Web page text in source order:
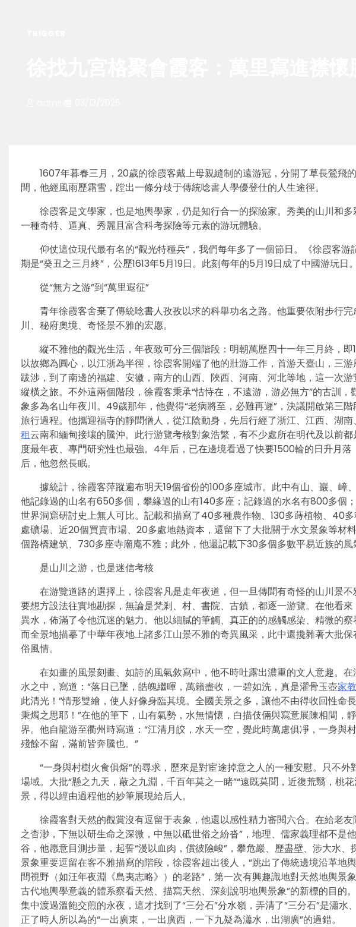
1607年暮春三月，20歲的徐霞客戴上母親縫制的遠游冠，分開了草長鶯飛
間，他經風雨歷霜雪，蹚出一條分歧于傳統唸書人學優登仕的人生途徑。
徐霞客是文學家，也是地輿學家，仍是知行合一的探險家。秀美的山川和
一種奇特、逼真、秀麗且富含科考探險等元素的游玩體驗。
仰仗這位現代最有名的“觀光特種兵”，我們每年多了一個節日。《徐霞客
期是“癸丑之三月終”，公歷1613年5月19日。此刻每年的5月19日成了中國游玩日。
從“無方之游”到“萬里遐征”
青年徐霞客舍棄了傳統唸書人孜孜以求的科舉功名之路。他重要依附步行
川、秘府奧境、奇怪景不雅的宏愿。
縱不雅他的觀光生活，年夜致可分三個階段：明朝萬歷四十一年三月終，即
以故鄉為圓心，以江浙為半徑，徐霞客開端了他的壯游工作，首游天臺山，三
跋涉，到了南邊的福建、安徽，南方的山西、陜西、河南、河北等地，這一次
縱橫之旅。不外這兩個階段，徐霞客秉承“怙恃在，不遠游，游必無方”的古訓
象多為名山年夜川。49歲那年，他覺得“老病將至，必難再遲”，決議開啟第三
旅行過程。他攜迎福寺的靜聞僧人，從江陰動身，先后行經了浙江、江西、湖
租云南和緬甸接壤的騰沖。此行游覽考核對象浩繁，有不少處所在明代及以前
度最年夜、專門研究性也最強。4年后，已在邊境看過了快要1500輪的日升月
后，他忽然長眠。
據統計，徐霞客萍蹤遍布明天19個省份的100多座城市。此中有山、巖、嶂
他記錄過的山名有650多個，攀緣過的山有140多座；記錄過的水名有800多個
世界洞窟研討史上無人可比。記載和描寫了40多種農作物、130多蒔植物、40
處礦場、近20個買賣市場、20多處地熱資本，還留下了大批關于水文景象等
個路橋建筑、730多座寺廟庵不雅；此外，他還記載下30多個多數平易近族的風
是山川之游，也是迷信考核
在游覽道路的選擇上，徐霞客凡是走年夜道，但一旦傳聞有奇怪的山川景
要想方設法往實地勘探，無論是梵剎、村、書院、古鎮，都逐一游覽。在他看
異水，佈滿了令他沉迷的魅力。他以細膩的筆觸、真正的的感觸感染、精微的
而全景地描摹了中華年夜地上諸多江山景不雅的奇異風采，此中還攙雜著大批
俗風情。
在如畫的風景刻畫、如詩的風氣敘寫中，他不時吐露出濃重的文人意趣。
水之中，寫道：“落日已墜，皓魄繼暉，萬籟盡收，一碧如洗，真是濯骨玉壺家教
此清光！”情形雙繪，使人好像身臨其境。全國美景之多，讓他不由得收回性命
秉燭之思耶！”在他的筆下，山有氣勢，水無情懷，白描伎倆與寫意展陳相間，
界。他自龍游至衢州時寫道：“江清月皎，水天一空，覺此時萬慮俱凈，一身與
殘餘不留，滿前皆奔騰也。”
“一身與村樹火食俱熔”的尋求，歷來是對宦途掉意之人的一種安慰。只不
場域。大批“懸之九天，蔽之九淵，千百年莫之一睹”“遠既莫聞，近復荒翳，桃
景，得以經由過程他的妙筆展現給后人。
徐霞客對天然的觀賞沒有逗留于表象，他還以感性精力審閱六合。在給老
之杳渺，下無以研生命之深微，中無以砥世俗之紛沓”，地理、儒家義理都不是
谷，他愿意目測步量，起誓“漫以血肉，償彼險峻”，攀危巖、歷盡壁、涉大水
景象重要逗留在客不雅描寫的階段，徐霞客超出後人，“跳出了傳統邊境沿革地
間視野（如汪年夜淵《島夷志略》）的老路”，第一次有興趣識地對天然地輿景
古代地輿學意義的體系察看天然、描寫天然、深刻說明地輿景象”的新標的目的
集中渡過溫飽交煎的永夜，這才找到了“三分石”分水嶺，弄清了“三分石”是瀟
正了時人所以為的“一出廣東，一出廣西，一下九疑為瀟水，出湖廣”的過錯。